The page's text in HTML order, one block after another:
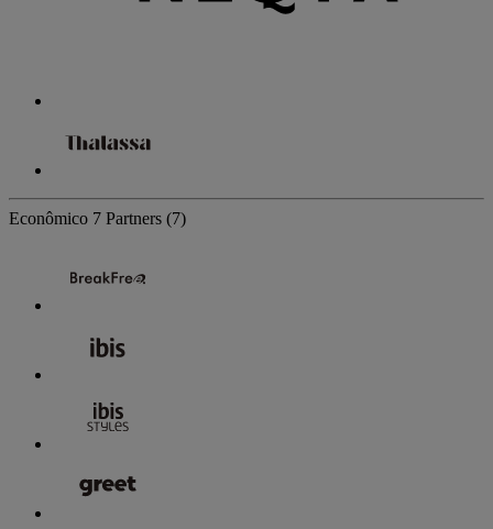
Econômico 7 Partners (7)